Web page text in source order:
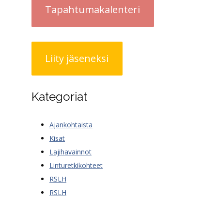
Tapahtumakalenteri
Liity jäseneksi
Kategoriat
Ajankohtaista
Kisat
Lajihavainnot
Linturetkikohteet
RSLH
RSLH